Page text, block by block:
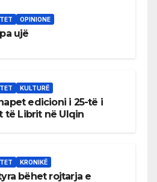
OPINIONE
ujë
KULTURË
edicioni i 25-të i
të Librit në Ulqin
KRONIKË
bëhet rojtarja e